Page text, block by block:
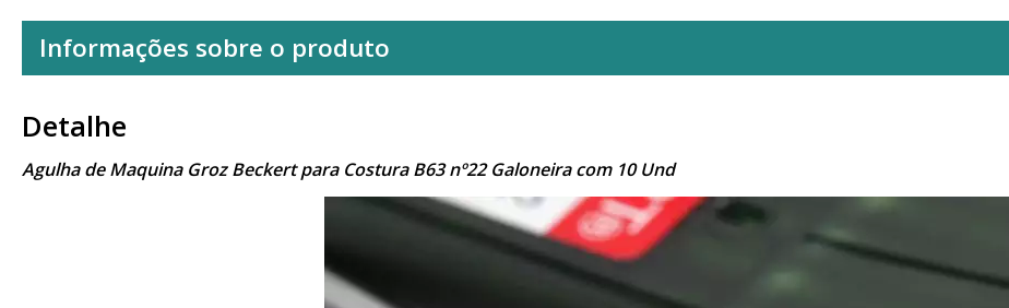
Informações sobre o produto
Detalhe
Agulha de Maquina Groz Beckert para Costura B63 nº22 Galoneira com 10 Und